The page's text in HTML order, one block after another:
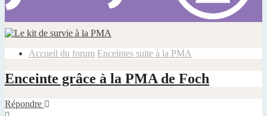
Accueil du forum Enceintes suite à la PMA
Enceinte grâce à la PMA de Foch
Répondre